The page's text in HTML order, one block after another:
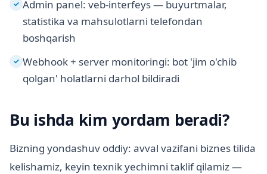
✓ Admin panel: veb-interfeys — buyurtmalar,
statistika va mahsulotlarni telefondan
boshqarish
✓ Webhook + server monitoringi: bot 'jim o'chib
qolgan' holatlarni darhol bildiradi
Bu ishda kim yordam beradi?
Bizning yondashuv oddiy: avval vazifani biznes tilida
kelishamiz, keyin texnik yechimni taklif qilamiz —